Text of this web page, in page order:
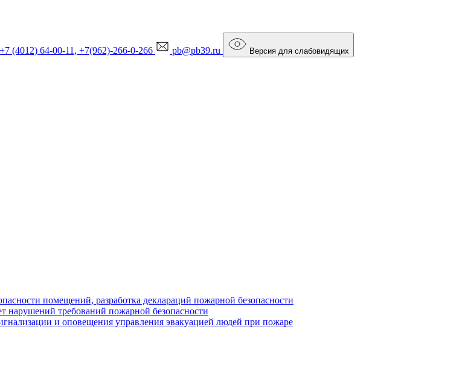
+7 (4012) 64-00-11, +7(962)-266-0-266 pb@pb39.ru Версия для слабовидящих
помещений, разработка деклараций пожарной безопасности
нарушений требований пожарной безопасности
и оповещения управления эвакуацией людей при пожаре